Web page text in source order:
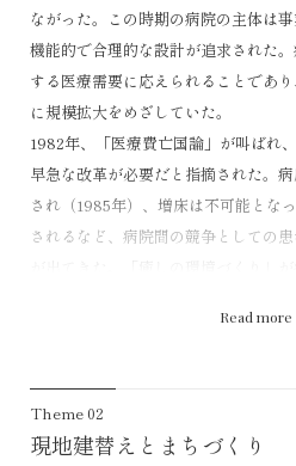
ながった。この時期の病院の主体は
機能的で合理的な設計が追求された
する医療需要に応えられることであ
に規模拡大をめざしていた。
1982年、「医療費亡国論」が叫ばれ
早急な改革が必要だと指摘された。
され（1985年）、増床は不可能とな
されるなど、病院間の競争としての
から質的充足の時代となり、競合に
化が求められたが、増床の志向はなく
医療サービスの質を評価する日本医
た、JCI（Joint Commission
Read more
Theme 02
現地建替えとまちづくり